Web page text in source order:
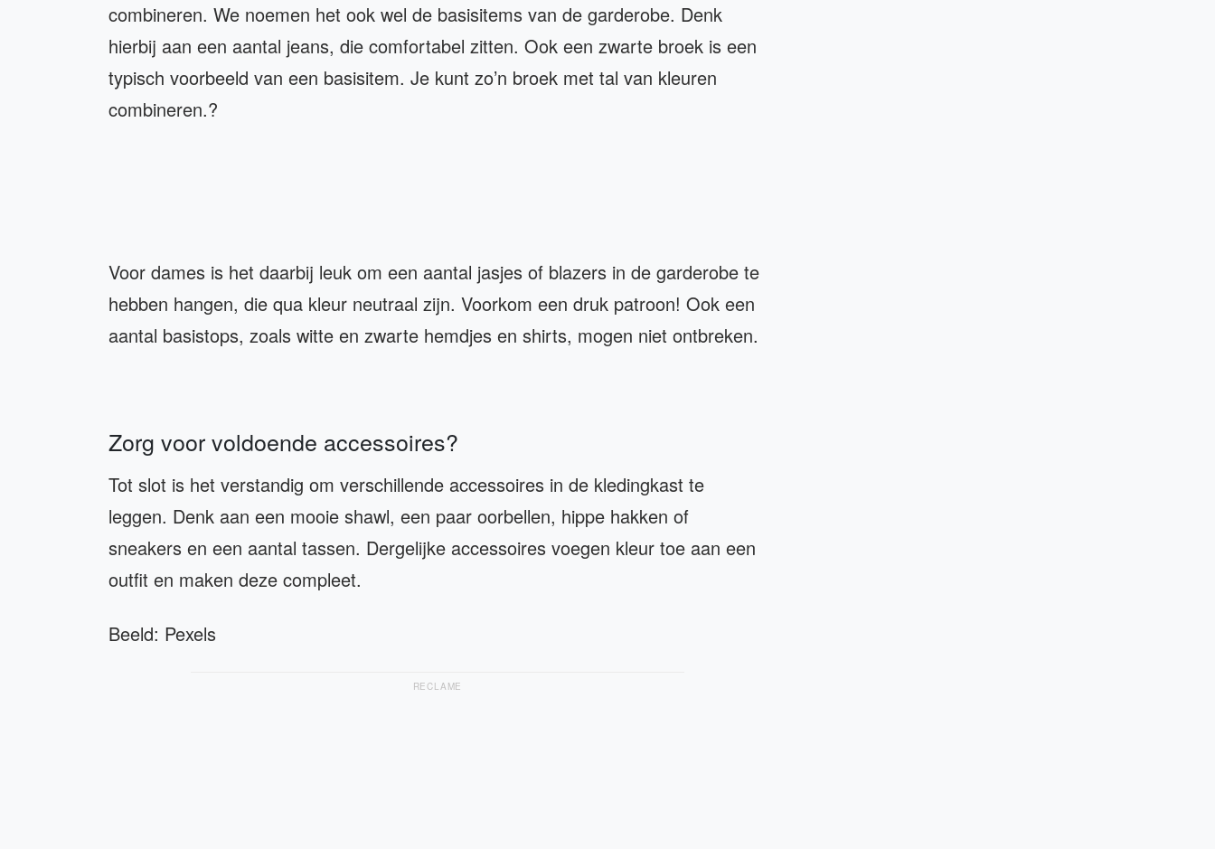
combineren. We noemen het ook wel de basisitems van de garderobe. Denk
hierbij aan een aantal jeans, die comfortabel zitten. Ook een zwarte broek is een
typisch voorbeeld van een basisitem. Je kunt zo’n broek met tal van kleuren
combineren.?
Voor dames is het daarbij leuk om een aantal jasjes of blazers in de garderobe te
hebben hangen, die qua kleur neutraal zijn. Voorkom een druk patroon! Ook een
aantal basistops, zoals witte en zwarte hemdjes en shirts, mogen niet ontbreken.
Zorg voor voldoende accessoires?
Tot slot is het verstandig om verschillende accessoires in de kledingkast te
leggen. Denk aan een mooie shawl, een paar oorbellen, hippe hakken of
sneakers en een aantal tassen. Dergelijke accessoires voegen kleur toe aan een
outfit en maken deze compleet.
Beeld: Pexels
RECLAME